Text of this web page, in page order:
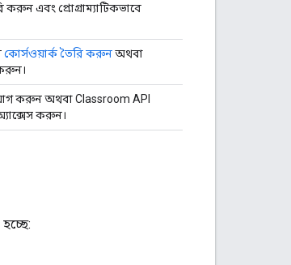
করুন এবং প্রোগ্রাম্যাটিকভাবে
কোর্সওয়ার্ক তৈরি করুনঅথবা
করুন অথবা Classroom API
করুন।